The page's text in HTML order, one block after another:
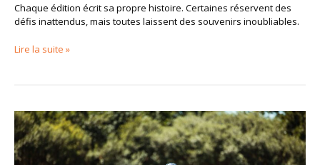
Chaque édition écrit sa propre histoire. Certaines réservent des
défis inattendus, mais toutes laissent des souvenirs inoubliables.
Lire la suite »
Les
photos
sont
disponibles